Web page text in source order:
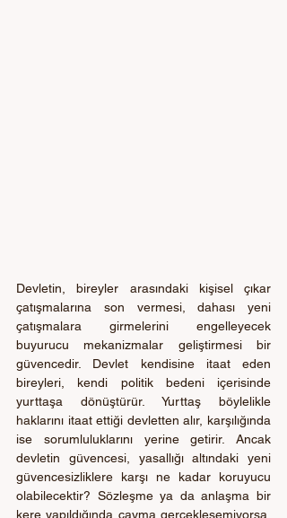
Devletin, bireyler arasındaki kişisel çıkar
çatışmalarına son vermesi, dahası yeni
çatışmalara girmelerini engelleyecek
buyurucu mekanizmalar geliştirmesi bir
güvencedir. Devlet kendisine itaat eden
bireyleri, kendi politik bedeni içerisinde
yurttaşa dönüştürür. Yurttaş böylelikle
haklarını itaat ettiği devletten alır, karşılığında
ise sorumluluklarını yerine getirir. Ancak
devletin güvencesi, yasallığı altındaki yeni
güvencesizliklere karşı ne kadar koruyucu
olabilecektir? Sözleşme ya da anlaşma bir
kere yapıldığında cayma gerçekleşemiyorsa,